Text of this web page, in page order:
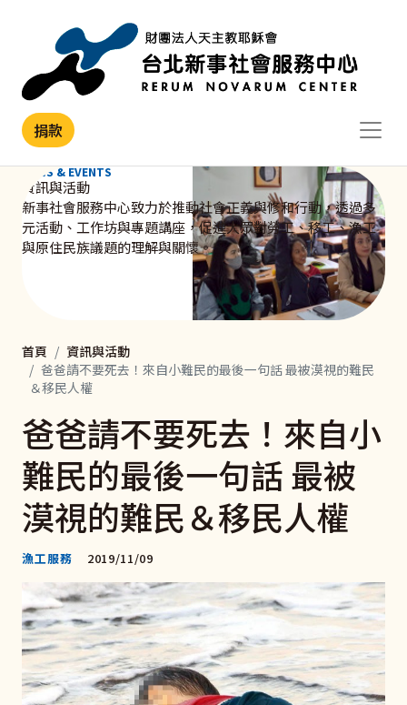
捐款
NEWS & EVENTS
資訊與活動
新事社會服務中心致力於推動社會正義與修和行動，透過多
元活動、工作坊與專題講座，促進大眾對勞工、移工、漁工
與原住民族議題的理解與關懷。
首頁
資訊與活動
爸爸請不要死去！來自小難民的最後一句話 最被漠視的難民
＆移民人權
爸爸請不要死去！來自小
難民的最後一句話 最被
漠視的難民＆移民人權
漁工服務 2019/11/09